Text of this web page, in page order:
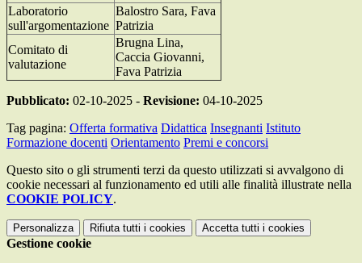
Laboratorio
sull'argomentazione
Balostro Sara, Fava
Patrizia
Comitato di
valutazione
Brugna Lina,
Caccia Giovanni,
Fava Patrizia
Pubblicato: 02-10-2025 - Revisione: 04-10-2025
Tag pagina: Offerta formativa Didattica Insegnanti Istituto
Formazione docenti Orientamento Premi e concorsi
Questo sito o gli strumenti terzi da questo utilizzati si avvalgono di
cookie necessari al funzionamento ed utili alle finalità illustrate nella
COOKIE POLICY.
Personalizza Rifiuta tutti i cookies Accetta tutti i cookies
Gestione cookie